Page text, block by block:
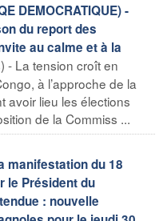
DEMOCRATIQUE) -
du report des
au calme et à la
- La tension croît en
à l’approche de la
avoir lieu les élections
de la Commiss ...
manifestation du 18
le Président du
: nouvelle